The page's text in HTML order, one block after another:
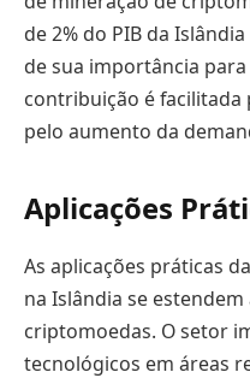
de 2% do PIB da
de sua importância
contribuição é facilitada
pelo aumento da
Aplicações
As aplicações práticas
na Islândia se
criptomoedas. O setor
tecnológicos em áreas